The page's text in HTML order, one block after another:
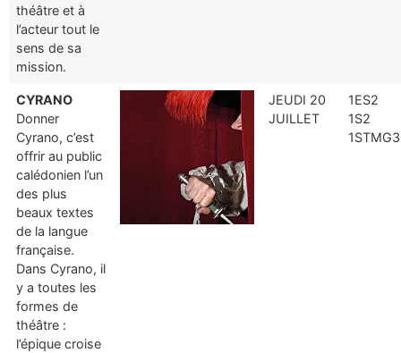
théâtre et à
l’acteur tout le
sens de sa
mission.
CYRANO
Donner
Cyrano, c’est
offrir au public
calédonien l’un
des plus
beaux textes
de la langue
française.
Dans Cyrano, il
y a toutes les
formes de
théâtre :
l’épique croise
JEUDI 20
JUILLET
1ES2
1S2
1STMG3